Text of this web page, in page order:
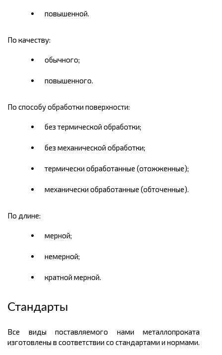
повышенной.
По качеству:
обычного;
повышенного.
По способу обработки поверхности:
без термической обработки;
без механической обработки;
термически обработанные (отожженные);
механически обработанные (обточенные).
По длине:
мерной;
немерной;
кратной мерной.
Стандарты
Все виды поставляемого нами металлопроката
изготовлены в соответствии со стандартами и нормами.